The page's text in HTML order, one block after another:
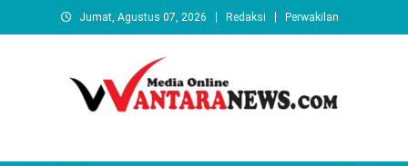
to
Jumat, Agustus 07, 2026 Redaksi Perwakilan